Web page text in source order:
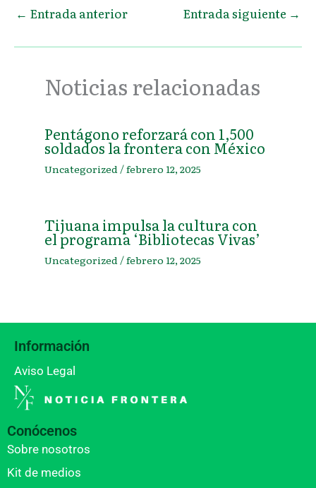
← Entrada anterior Entrada siguiente →
Noticias relacionadas
Pentágono reforzará con 1,500
soldados la frontera con México
Uncategorized /febrero 12, 2025
Tijuana impulsa la cultura con
el programa ‘Bibliotecas Vivas’
Uncategorized /febrero 12, 2025
Información
Aviso Legal
Conócenos
Sobre nosotros
Kit de medios